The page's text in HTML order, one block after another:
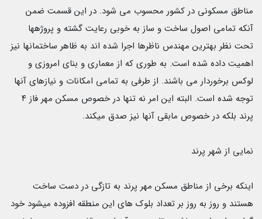
مناطق مسکونی در کشور محسوب می شود. در این قسمت ضمن
آنکه تمامی اصول ساخت و ساز به خوبی رعایت گشته و پروژهها
تحت نظر بهترین مهندس ناظرها اجرا شده اند به ظاهر ساختمانها نیز
اهمیت داده شده است. به طوری که از معماری و بنای امروزی و
لوکس برخوردار می باشند. از طرفی به تمامی امکانات و نیازهای آنها
توجه شده است. البته این امر نه تنها در خصوص مسکن مهر فاز ۴
پرند بلکه در خصوص مابقی آنها نیز صدق میکند.
نمایی از شهر پرند
اینکه برخی از مناطق مسکن مهر پرند به تازگی در دست ساخت
هستند و روز به روز بر تعداد بلوک های این منطقه افزوده میشود خود